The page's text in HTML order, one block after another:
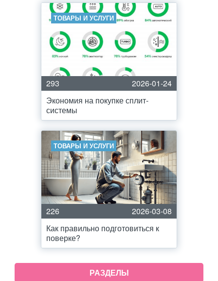
ТОВАРЫ И УСЛУГИ
293
2026-01-24
Экономия на покупке сплит-
системы
ТОВАРЫ И УСЛУГИ
226
2026-03-08
Как правильно подготовиться к
поверке?
РАЗДЕЛЫ